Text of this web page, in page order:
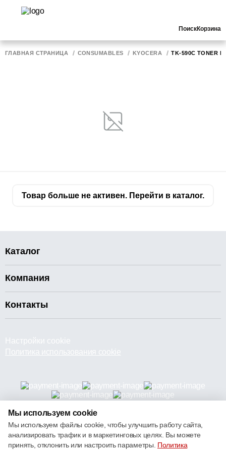
ПоискКорзина
ГЛАВНАЯ СТРАНИЦА CONSUMABLES KYOCERA TK-590C TONER
Товар больше не активен. Перейти в каталог.
Каталог
Компания
Контакты
Настройки cookie
Политика использования cookie
© 2013 – 2026 ECOM
Мы используем cookie
Мы используем файлы cookie, чтобы улучшить работу сайта,
анализировать трафик и в маркетинговых целях. Вы можете
принять, отклонить или настроить параметры. Политика